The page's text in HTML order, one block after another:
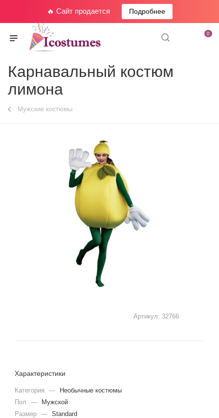
🔥 Сайт продается Подробнее
0
Карнавальный костюм
лимона
Мужские костюмы
Артикул: 32766
Характеристики
Категория —
Необычные костюмы
Пол
—
Мужской
Размер — Standard